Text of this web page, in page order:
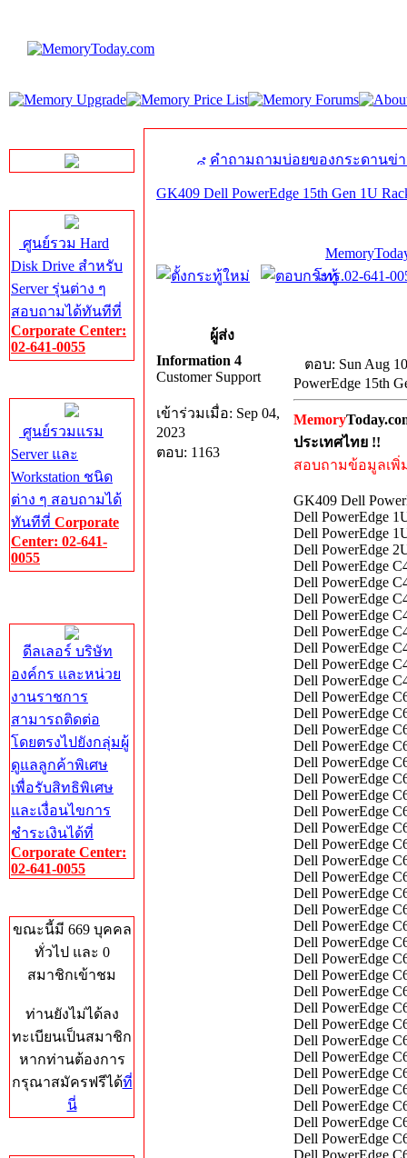
ศูนย์รวม Hard
Disk Drive สำหรับ
Server รุ่นต่าง ๆ
สอบถามได้ทันทีที่
Corporate Center:
02-641-0055
ศูนย์รวมแรม
Server และ
Workstation ชนิด
ต่าง ๆ สอบถามได้
ทันทีที่ Corporate
Center: 02-641-
0055
ดีลเลอร์ บริษัท
องค์กร และหน่วย
งานราชการ
สามารถติดต่อ
โดยตรงไปยังกลุ่มผู้
ดูแลลูกค้าพิเศษ
เพื่อรับสิทธิพิเศษ
และเงื่อนไขการ
ชำระเงินได้ที่
Corporate Center:
02-641-0055
ขณะนี้มี 669 บุคคล
ทั่วไป และ 0
สมาชิกเข้าชม
ท่านยังไม่ได้ลง
ทะเบียนเป็นสมาชิก
หากท่านต้องการ
กรุณาสมัครฟรีได้ที่
นี่
คำถามถามบ่อยของกระดานข่
GK409 Dell PowerEdge 15th Gen 1U
โทร.02-641-
ผู้ส่ง
Information 4
Customer Support
เข้าร่วมเมื่อ: Sep 04,
2023
ตอบ: 1163
ตอบ: Sun Aug
PowerEdge 15th
Memory
ประเทศไทย !!
สอบถามข้อมูลเพิ่
GK409 Dell
Dell PowerEdge
Dell PowerEdge
Dell PowerEdge
Dell PowerEdge
Dell PowerEdge
Dell PowerEdge
Dell PowerEdge
Dell PowerEdge
Dell PowerEdge
Dell PowerEdge
Dell PowerEdge
Dell PowerEdge
Dell PowerEdge
Dell PowerEdge
Dell PowerEdge
Dell PowerEdge
Dell PowerEdge
Dell PowerEdge
Dell PowerEdge
Dell PowerEdge
Dell PowerEdge
Dell PowerEdge
Dell PowerEdge
Dell PowerEdge
Dell PowerEdge
Dell PowerEdge
Dell PowerEdge
Dell PowerEdge
Dell PowerEdge
Dell PowerEdge
Dell PowerEdge
Dell PowerEdge
Dell PowerEdge
Dell PowerEdge
Dell PowerEdge
Dell PowerEdge
Dell PowerEdge
Dell PowerEdge
Dell PowerEdge
Dell PowerEdge